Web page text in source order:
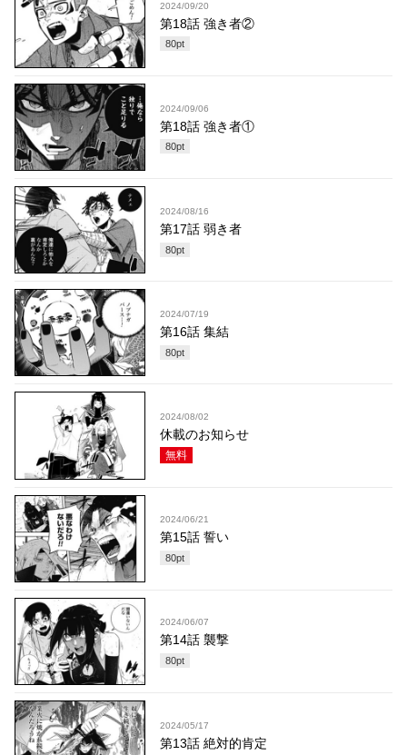
2024/09/20
第18話 強き者②
80pt
2024/09/06
第18話 強き者①
80pt
2024/08/16
第17話 弱き者
80pt
2024/07/19
第16話 集結
80pt
2024/08/02
休載のお知らせ
無料
2024/06/21
第15話 誓い
80pt
2024/06/07
第14話 襲撃
80pt
2024/05/17
第13話 絶対的肯定